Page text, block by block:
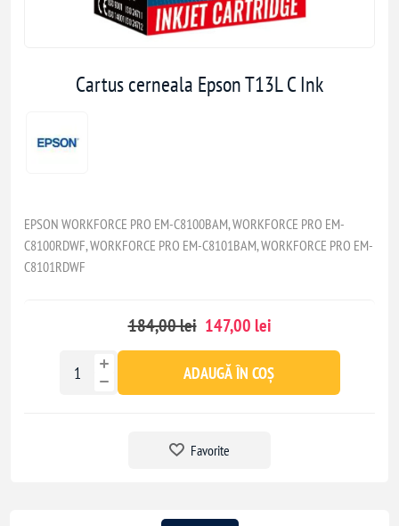
Cartus cerneala Epson T13L C Ink
EPSON WORKFORCE PRO EM-C8100BAM, WORKFORCE PRO EM-
C8100RDWF, WORKFORCE PRO EM-C8101BAM, WORKFORCE PRO EM-
C8101RDWF
184,00 lei 147,00 lei
ADAUGĂ ÎN COȘ
Favorite